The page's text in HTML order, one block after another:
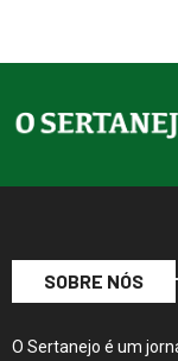
SOBRE NÓS
O Sertanejo é um